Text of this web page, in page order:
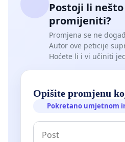
Postoji li
promijeniti?
Promjena se ne
Autor ove peticije
Hoćete li i vi učiniti
Opišite promjenu
Pokretano umjetnom